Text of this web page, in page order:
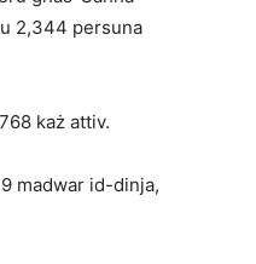
2,344 persuna
każ attiv.
madwar id-dinja,